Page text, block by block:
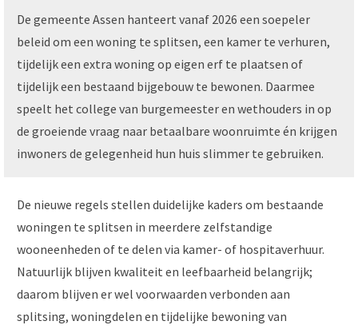
De gemeente Assen hanteert vanaf 2026 een soepeler
beleid om een woning te splitsen, een kamer te verhuren,
tijdelijk een extra woning op eigen erf te plaatsen of
tijdelijk een bestaand bijgebouw te bewonen. Daarmee
speelt het college van burgemeester en wethouders in op
de groeiende vraag naar betaalbare woonruimte én krijgen
inwoners de gelegenheid hun huis slimmer te gebruiken.
De nieuwe regels stellen duidelijke kaders om bestaande
woningen te splitsen in meerdere zelfstandige
wooneenheden of te delen via kamer- of hospitaverhuur.
Natuurlijk blijven kwaliteit en leefbaarheid belangrijk;
daarom blijven er wel voorwaarden verbonden aan
splitsing, woningdelen en tijdelijke bewoning van